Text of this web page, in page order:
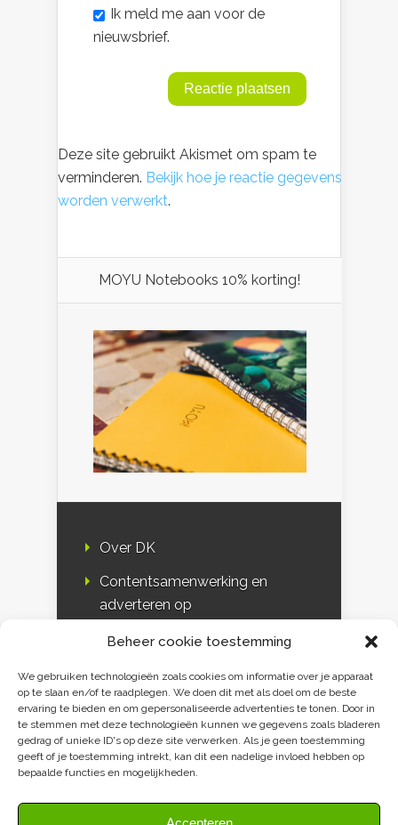
Beheer cookie toestemming
We gebruiken technologieën zoals cookies om informatie over je apparaat
op te slaan en/of te raadplegen. We doen dit met als doel om de beste
ervaring te bieden en om gepersonaliseerde advertenties te tonen. Door in
te stemmen met deze technologieën kunnen we gegevens zoals bladeren
gedrag of unieke ID's op deze site verwerken. Als je geen toestemming
geeft of je toestemming intrekt, kan dit een nadelige invloed hebben op
bepaalde functies en mogelijkheden.
Ik meld me aan voor de
nieuwsbrief.
Deze site gebruikt Akismet om spam te
verminderen. Bekijk hoe je reactie gegevens
worden verwerkt.
MOYU Notebooks 10% korting!
Over DK
Contentsamenwerking en
adverteren op
DK & media
Disclaimer
Privacy verklaring